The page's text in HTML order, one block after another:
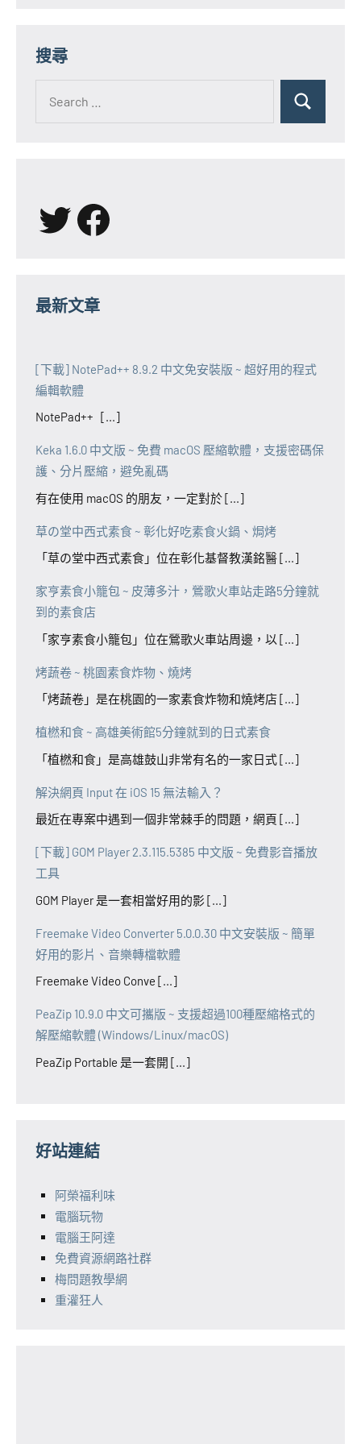
搜尋
for:
Search
X Facebook
最新文章
[下載] NotePad++ 8.9.2 中文免安裝版 ~ 超好用的程式
編輯軟體
NotePad++ [...]
Keka 1.6.0 中文版 ~ 免費 macOS 壓縮軟體，支援密碼保
護、分片壓縮，避免亂碼
有在使用 macOS 的朋友，一定對於 [...]
草の堂中西式素食 ~ 彰化好吃素食火鍋、焗烤
「草の堂中西式素食」位在彰化基督教漢銘醫 [...]
家亨素食小籠包 ~ 皮薄多汁，鶯歌火車站走路5分鐘就
到的素食店
「家亨素食小籠包」位在鶯歌火車站周邊，以 [...]
烤蔬卷 ~ 桃園素食炸物、燒烤
「烤蔬卷」是在桃園的一家素食炸物和燒烤店 [...]
植橪和食 ~ 高雄美術館5分鐘就到的日式素食
「植橪和食」是高雄鼓山非常有名的一家日式 [...]
解決網頁 Input 在 iOS 15 無法輸入？
最近在專案中遇到一個非常棘手的問題，網頁 [...]
[下載] GOM Player 2.3.115.5385 中文版 ~ 免費影音播放
工具
GOM Player 是一套相當好用的影 [...]
Freemake Video Converter 5.0.0.30 中文安裝版 ~ 簡單
好用的影片、音樂轉檔軟體
Freemake Video Conve [...]
PeaZip 10.9.0 中文可攜版 ~ 支援超過100種壓縮格式的
解壓縮軟體 (Windows/Linux/macOS)
PeaZip Portable 是一套開 [...]
好站連結
阿榮福利味
電腦玩物
電腦王阿達
免費資源網路社群
梅問題教學網
重灌狂人